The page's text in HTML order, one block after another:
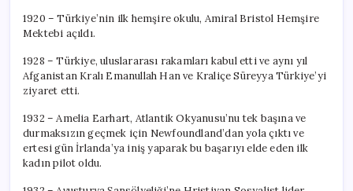
1920 – Türkiye’nin ilk hemşire okulu, Amiral Bristol Hemşire
Mektebi açıldı.
1928 – Türkiye, uluslararası rakamları kabul etti ve aynı yıl
Afganistan Kralı Emanullah Han ve Kraliçe Süreyya Türkiye’yi
ziyaret etti.
1932 – Amelia Earhart, Atlantik Okyanusu’nu tek başına ve
durmaksızın geçmek için Newfoundland’dan yola çıktı ve
ertesi gün İrlanda’ya iniş yaparak bu başarıyı elde eden ilk
kadın pilot oldu.